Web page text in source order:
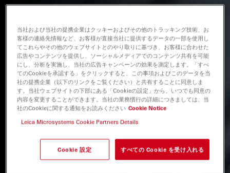
当社および当社の提携企業はクッキーおよびその他のトラッキング技術、お
客様の連絡先情報など、お客様が直接当社に提供するデータの一部を使用し
てこれらやその他のウェブサイトとのやり取りに基づき、お客様に合わせた
広告やコンテンツを提供し、ソーシャルメディアでのコンテンツ共有を可能
にし、分析を実施し、当社の広告キャンペーンの効果を測定します。「すべ
てのCookieを承認する」をクリックすると、この事項およびこのデータを当
社の提携企業（以下のリンクをご覧ください）と共有することに同意しま
す。当社ウェブサイトの下部にある「Cookieの設定」から、いつでも同意の
内容を変更することができます。当社の業務慣行の詳細につきましては、当
社のCookieに関する通知をお読みください Cookie Notice
Leica Microsystems Cookie Partners Details
Cookie 設定 すべての Cookie を受け入れる